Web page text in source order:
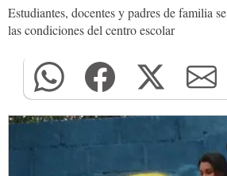
Estudiantes, docentes y padres de familia
las condiciones del centro escolar